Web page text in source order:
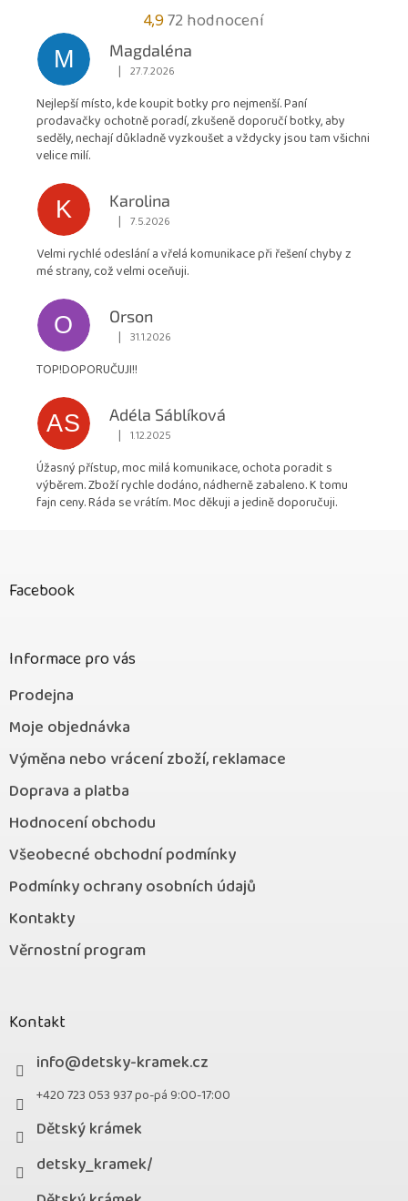
4,9Průměrné
hodnocení
obchodu
4,9
z
72 hodnocení
M
Magdaléna
Hodnocení obchodu je 5 z 5 hvězdiček.
| 27.7.2026
Nejlepší místo, kde koupit botky pro nejmenší. Paní
prodavačky ochotně poradí, zkušeně doporučí botky, aby
seděly, nechají důkladně vyzkoušet a vždycky jsou tam všichni
velice milí.
K
Karolina
Hodnocení obchodu je 5 z 5 hvězdiček.
| 7.5.2026
Velmi rychlé odeslání a vřelá komunikace při řešení chyby z
mé strany, což velmi oceňuji.
O
Orson
Hodnocení obchodu je 5 z 5 hvězdiček.
| 31.1.2026
TOP!DOPORUČUJI!!
AS
Adéla Sáblíková
Hodnocení obchodu je 5 z 5 hvězdiček.
| 1.12.2025
Úžasný přístup, moc milá komunikace, ochota poradit s
výběrem. Zboží rychle dodáno, nádherně zabaleno. K tomu
fajn ceny. Ráda se vrátím. Moc děkuji a jedině doporučuji.
Facebook
Informace pro vás
Prodejna
Moje objednávka
Výměna nebo vrácení zboží, reklamace
Doprava a platba
Hodnocení obchodu
Všeobecné obchodní podmínky
Podmínky ochrany osobních údajů
Kontakty
Věrnostní program
Kontakt
info@detsky-kramek.cz
+420 723 053 937 po-pá 9:00-17:00
Dětský krámek
detsky_kramek/